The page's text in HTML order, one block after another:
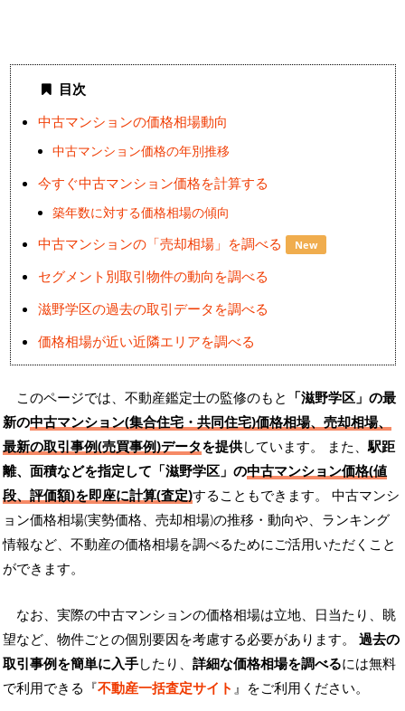
目次
中古マンションの価格相場動向
中古マンション価格の年別推移
今すぐ中古マンション価格を計算する
築年数に対する価格相場の傾向
中古マンションの「売却相場」を調べる New
セグメント別取引物件の動向を調べる
滋野学区の過去の取引データを調べる
価格相場が近い近隣エリアを調べる
このページでは、不動産鑑定士の監修のもと 「滋野学区」の最
新の中古マンション(集合住宅・共同住宅)価格相場、売却相場、
最新の取引事例(売買事例)データを提供しています。 また、駅距
離、面積などを指定して「滋野学区」の中古マンション価格(値
段、評価額)を即座に計算(査定)することもできます。 中古マンシ
ョン価格相場(実勢価格、売却相場)の推移・動向や、ランキング
情報など、不動産の価格相場を調べるためにご活用いただくこと
ができます。
なお、実際の中古マンションの価格相場は立地、日当たり、眺
望など、物件ごとの個別要因を考慮する必要があります。 過去の
取引事例を簡単に入手したり、 詳細な価格相場を調べるには無料
で利用できる『不動産一括査定サイト 』をご利用ください。